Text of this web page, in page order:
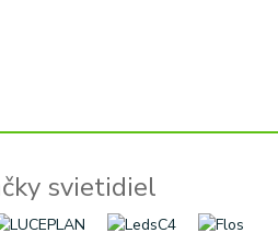
svietidiel